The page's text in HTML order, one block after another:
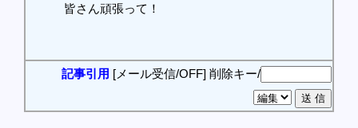
皆さん頑張って！
記事引用 [メール受信/OFF] 削除キー/